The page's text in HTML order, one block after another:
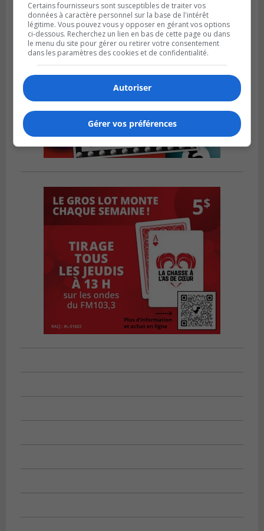
Certains fournisseurs sont susceptibles de traiter vos
données à caractère personnel sur la base de l'intérêt
légitime. Vous pouvez vous y opposer en gérant vos options
ci-dessous. Recherchez un lien en bas de cette page ou dans
le menu du site pour gérer ou retirer votre consentement
dans les paramètres des cookies et de confidentialité.
Autoriser
Gérer vos préférences